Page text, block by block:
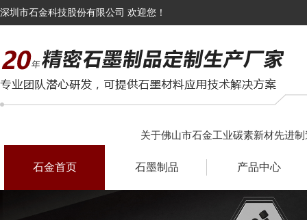
深圳市石金科技股份有限公司 欢迎您！
关于佛山市石金工业碳素新材先进
石金首页 石墨制品 产品中心